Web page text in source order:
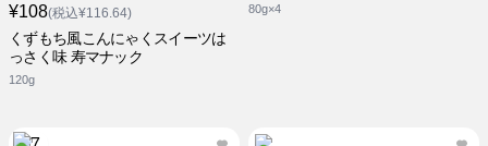
¥108(税込¥116.64)
くずもち風こんにゃくスイーツは
っさく味 寿マナック
120g
80g×4